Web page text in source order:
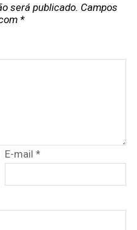
será publicado. Campos
*
E-mail*